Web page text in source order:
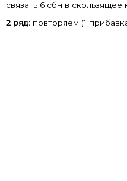
связать 6 сбн в скользящее
2 ряд: повторяем (1